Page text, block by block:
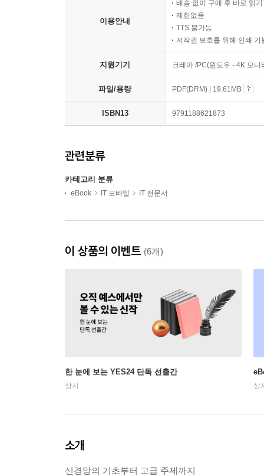
이용안내
배송 없이 구매 후 바로 읽기
제한없음
TTS 불가능
저작권 보호를 위해 인쇄 기
지원기기 크레마 /PC(윈도우 - 4K 모
파일/용량 PDF(DRM) | 19.61MB
ISBN13 9791188621873
관련분류
카테고리 분류
eBook IT 모바일 IT 전문서
이 상품의 이벤트 (6개)
한 눈에 보는 YES24 단독 선출간
상시 상
소개
신경망의 기초부터 고급 주제까지